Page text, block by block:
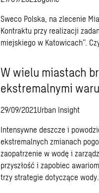
Sweco Polska, na zlecenie
Kontraktu przy realizacji
miejskiego w Katowicach”.
W wielu miastach
ekstremalnymi
29/09/2021Urban Insight
Intensywne deszcze i
ekstremalnych zmianach
zaopatrzenie w wodę i
przyszłość i zapobiec
trzy strategie dotyczące wody.